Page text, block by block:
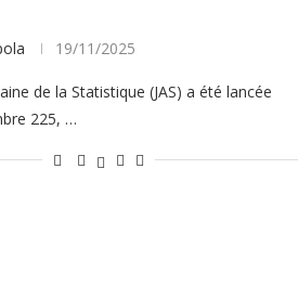
19/11/2025
de la Statistique (JAS) a été lancée
225, …